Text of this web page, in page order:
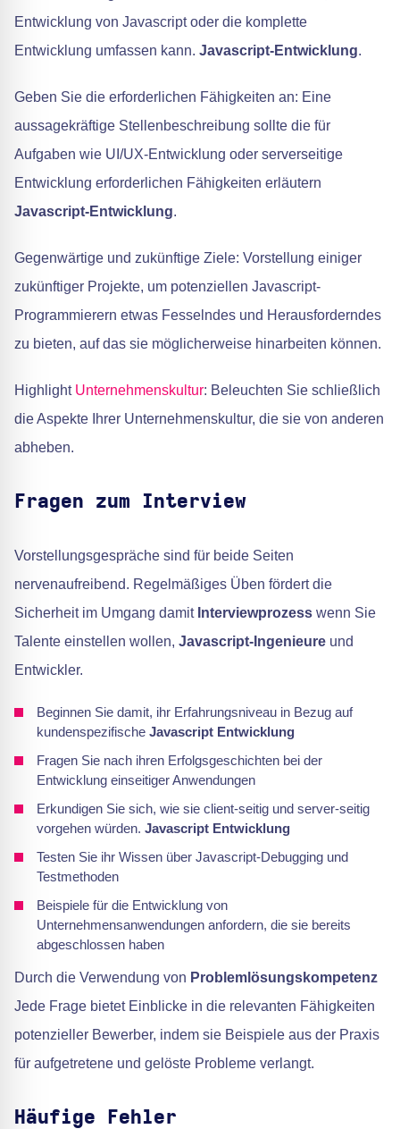
Entwicklung von Javascript oder die komplette
Entwicklung umfassen kann. Javascript-Entwicklung.
Geben Sie die erforderlichen Fähigkeiten an: Eine
aussagekräftige Stellenbeschreibung sollte die für
Aufgaben wie UI/UX-Entwicklung oder serverseitige
Entwicklung erforderlichen Fähigkeiten erläutern
Javascript-Entwicklung.
Gegenwärtige und zukünftige Ziele: Vorstellung einiger
zukünftiger Projekte, um potenziellen Javascript-
Programmierern etwas Fesselndes und Herausforderndes
zu bieten, auf das sie möglicherweise hinarbeiten können.
Highlight Unternehmenskultur: Beleuchten Sie schließlich
die Aspekte Ihrer Unternehmenskultur, die sie von anderen
abheben.
Fragen zum Interview
Vorstellungsgespräche sind für beide Seiten
nervenaufreibend. Regelmäßiges Üben fördert die
Sicherheit im Umgang damit Interviewprozess wenn Sie
Talente einstellen wollen, Javascript-Ingenieure und
Entwickler.
Beginnen Sie damit, ihr Erfahrungsniveau in Bezug auf
kundenspezifische Javascript Entwicklung
Fragen Sie nach ihren Erfolgsgeschichten bei der
Entwicklung einseitiger Anwendungen
Erkundigen Sie sich, wie sie client-seitig und server-seitig
vorgehen würden. Javascript Entwicklung
Testen Sie ihr Wissen über Javascript-Debugging und
Testmethoden
Beispiele für die Entwicklung von
Unternehmensanwendungen anfordern, die sie bereits
abgeschlossen haben
Durch die Verwendung von Problemlösungskompetenz
Jede Frage bietet Einblicke in die relevanten Fähigkeiten
potenzieller Bewerber, indem sie Beispiele aus der Praxis
für aufgetretene und gelöste Probleme verlangt.
Häufige Fehler